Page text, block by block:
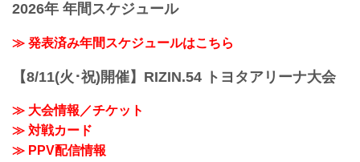
2026年 年間スケジュール
≫ 発表済み年間スケジュールはこちら
【8/11(火･祝)開催】RIZIN.54 トヨタアリーナ大会
≫ 大会情報／チケット
≫ 対戦カード
≫ PPV配信情報